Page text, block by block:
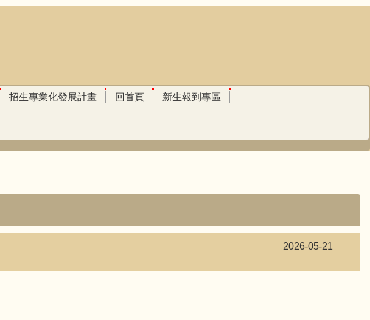
招生專業化發展計畫 回首頁 新生報到專區
2026-05-21